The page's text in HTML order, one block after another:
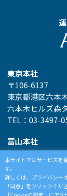
東京本社
〒106-6137
東京都港区六本
六本木ヒルズ森
TEL：03-3497-
富山本社
〒930-0856
富山県富山市牛
TEL：076-439-
本サイトではサービスを
す。
詳しくは、プライバシー
「同意」をクリックくだ